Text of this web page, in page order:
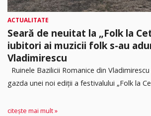
ACTUALITATE
Seară de neuitat la „Folk la
iubitori ai muzicii folk s-au
Vladimirescu
Ruinele Bazilicii Romanice din
gazda unei noi ediții a festivalului „Folk la
citește mai mult »